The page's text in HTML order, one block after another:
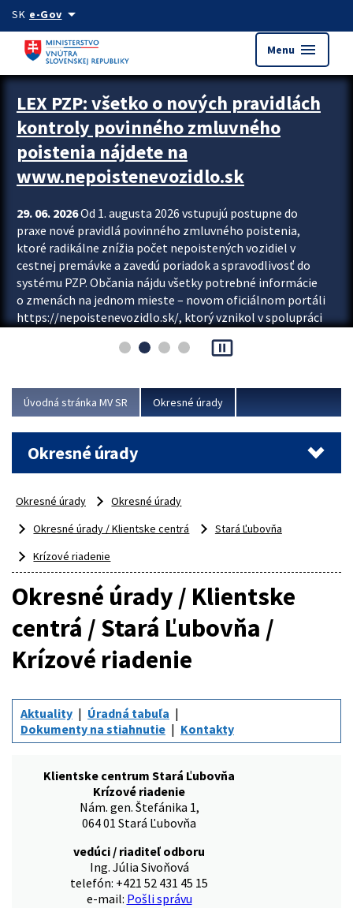
Preskocit na hlavný obsah
SK e-Govarrow_drop_down
Menu menu
Zastavit automatický posun upútavok
LEX PZP: všetko o nových pravidlách
kontroly povinného zmluvného
poistenia nájdete na
www.nepoistenevozidlo.sk
29. 06. 2026Od 1. augusta 2026 vstupujú postupne do
praxe nové pravidlá povinného zmluvného poistenia,
ktoré radikálne znížia počet nepoistených vozidiel v
cestnej premávke a zavedú poriadok a spravodlivosť do
systému PZP. Občania nájdu všetky potrebné informácie
o zmenách na jednom mieste – novom oficiálnom portáli
https://nepoistenevozidlo.sk/, ktorý vznikol v spolupráci
asociácie poisťovní (SLASPO) a Ministerstva vnútra SR.
Viac
pause_presentation
Úvodná stránka MV SR Okresné úrady
Okresné úrady
Okresné úrady
Okresné úrady
Okresné úrady / Klientske centrá
Stará Ľubovňa
Krízové riadenie
Okresné úrady / Klientske
centrá / Stará Ľubovňa /
Krízové riadenie
Aktuality
Úradná tabuľa
Dokumenty na stiahnutie
Kontakty
Klientske centrum Stará Ľubovňa
Krízové riadenie
Nám. gen. Štefánika 1,
064 01 Stará Ľubovňa
vedúci / riaditeľ odboru
Ing. Júlia Sivoňová
telefón: +421 52 431 45 15
e-mail: Pošli správu